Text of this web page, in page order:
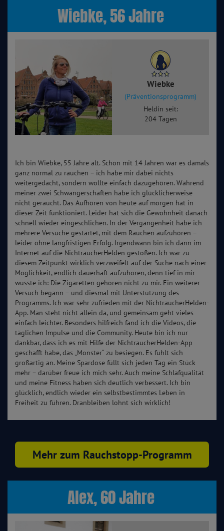
Wiebke, 56 Jahre
Wiebke
(Präventionsprogramm)
Heldin seit:
204 Tagen
Ich bin Wiebke, 55 Jahre alt. Schon mit 14 Jahren war es damals
ganz normal zu rauchen – ich habe mir dabei nichts
weitergedacht, sondern wollte einfach dazugehören. Während
meiner zwei Schwangerschaften habe ich glücklicherweise
nicht geraucht. Das Aufhören von heute auf morgen hat in
dieser Zeit funktioniert. Leider hat sich die Gewohnheit danach
schnell wieder eingeschlichen. In der Vergangenheit habe ich
mehrere Versuche gestartet, mit dem Rauchen aufzuhören –
leider ohne langfristigen Erfolg. Irgendwann bin ich dann im
Internet auf die NichtraucherHelden gestoßen. Ich war zu
diesem Zeitpunkt wirklich verzweifelt auf der Suche nach einer
Möglichkeit, endlich dauerhaft aufzuhören, denn tief in mir
wusste ich: Die Zigaretten gehören nicht zu mir. Ein weiterer
Versuch begann – und diesmal mit Unterstützung des
Programms. Ich war sehr zufrieden mit der NichtraucherHelden-
App. Man steht nicht allein da, und gemeinsam geht vieles
einfach leichter. Besonders hilfreich fand ich die Videos, die
täglichen Impulse und die Community. Heute bin ich nur
dankbar, dass ich es mit Hilfe der NichtraucherHelden-App
geschafft habe, das „Monster“ zu besiegen. Es fühlt sich
großartig an. Meine Spardose füllt sich jeden Tag ein Stück
mehr – darüber freue ich mich sehr. Auch meine Schlafqualität
und meine Fitness haben sich deutlich verbessert. Ich bin
glücklich, endlich wieder ein selbstbestimmtes Leben in
Freiheit zu führen. Dranbleiben lohnt sich wirklich!
Mehr zum Rauchstopp-Programm
Alex, 60 Jahre